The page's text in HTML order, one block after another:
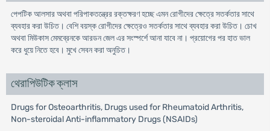
পেপটিক আলসার অথবা পরিপাকতন্ত্রের রক্তক্ষরণ হচ্ছে এমন রোগীদের ক্ষেত্রে সতর্কতার সাথে
ব্যবহার করা উচিত। বেশি বয়স্ক রোগীদের ক্ষেত্রেও সতর্কতার সাথে ব্যবহার করা উচিত। চোখ
অথবা মিউকাস মেমব্রেনকে আরডন জেল এর সংস্পর্শে আনা যাবে না। প্রয়োগের পর হাত ভাল
করে ধুয়ে নিতে হবে। মুখে সেবন করা অনুচিত।
থেরাপিউটিক ক্লাস
Drugs for Osteoarthritis, Drugs used for Rheumatoid Arthritis,
Non-steroidal Anti-inflammatory Drugs (NSAIDs)